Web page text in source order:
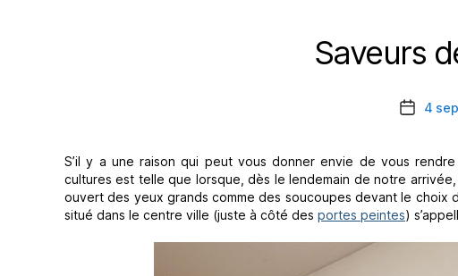
Saveurs
Date
4
S’il y a une raison qui peut vous donner envie de vous
cultures est telle que lorsque, dès le lendemain de notre
ouvert des yeux grands comme des soucoupes devant le choix
situé dans le centre ville (juste à côté des portes peintes)